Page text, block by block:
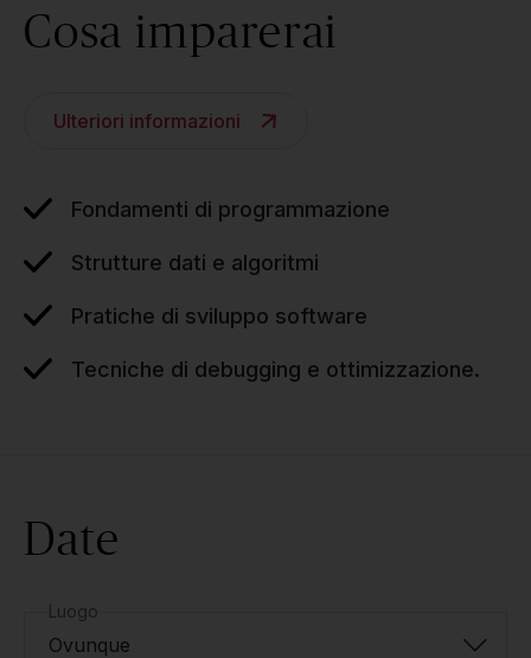
Cosa imparerai
Ulteriori informazioni
Fondamenti di programmazione
Strutture dati e algoritmi
Pratiche di sviluppo software
Tecniche di debugging e ottimizzazione.
Date
Luogo
Ovunque